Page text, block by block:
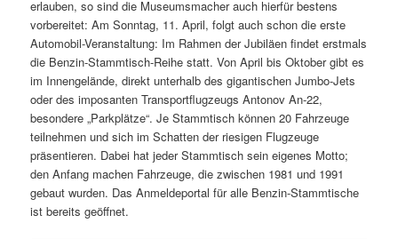
erlauben, so sind die Museumsmacher auch hierfür bestens
vorbereitet: Am Sonntag, 11. April, folgt auch schon die erste
Automobil-Veranstaltung: Im Rahmen der Jubiläen findet erstmals
die Benzin-Stammtisch-Reihe statt. Von April bis Oktober gibt es
im Innengelände, direkt unterhalb des gigantischen Jumbo-Jets
oder des imposanten Transportflugzeugs Antonov An-22,
besondere „Parkplätze“. Je Stammtisch können 20 Fahrzeuge
teilnehmen und sich im Schatten der riesigen Flugzeuge
präsentieren. Dabei hat jeder Stammtisch sein eigenes Motto;
den Anfang machen Fahrzeuge, die zwischen 1981 und 1991
gebaut wurden. Das Anmeldeportal für alle Benzin-Stammtische
ist bereits geöffnet.